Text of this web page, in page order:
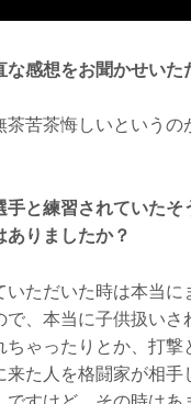
感想をお聞かせいた
苦茶悔しいというの
と練習されていたそ
ありましたか？
ただいた時は本当に
で、本当に子供扱いさ
ちゃったりとか、打撃
来た人を格闘家が相手